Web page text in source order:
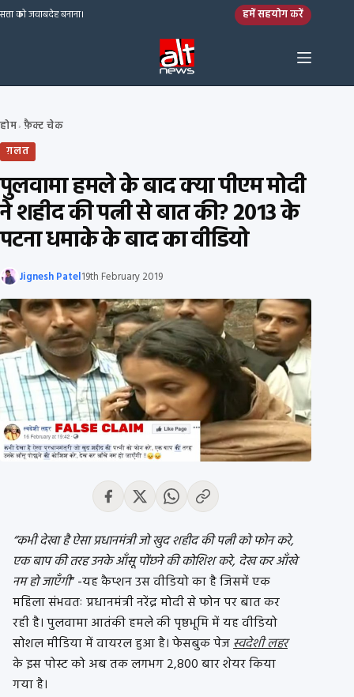
Skip to content
सत्ता को जवाबदेह बनाना। हमें सहयोग करें
होम› फ़ैक्ट चेक
ग़लत
पुलवामा हमले के बाद क्या पीएम मोदी
ने शहीद की पत्नी से बात की? 2013 के
पटना धमाके के बाद का वीडियो
Jignesh Patel19th February 2019
“कभी देखा है ऐसा प्रधानमंत्री जो खुद शहीद की पत्नी को फोन करे,
एक बाप की तरह उनके आँसू पोंछने की कोशिश करे, देख कर आँखे
नम हो जाएँगी” -यह कैप्शन उस वीडियो का है जिसमें एक
महिला संभवतः प्रधानमंत्री नरेंद्र मोदी से फोन पर बात कर
रही है। पुलवामा आतंकी हमले की पृष्ठभूमि में यह वीडियो
सोशल मीडिया में वायरल हुआ है। फेसबुक पेजस्वदेशी लहर
के इस पोस्ट को अब तक लगभग 2,800 बार शेयर किया
गया है।